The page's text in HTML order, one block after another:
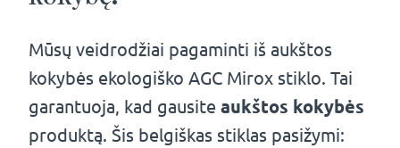
Mūsų veidrodžiai pagaminti iš aukštos
kokybės ekologiško AGC Mirox stiklo. Tai
garantuoja, kad gausite aukštos kokybės
produktą. Šis belgiškas stiklas pasižymi: